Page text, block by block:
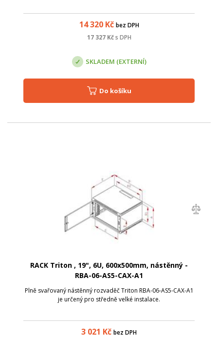
14 320Kč bez DPH
17 327Kč s DPH
SKLADEM (EXTERNÍ)
Do košíku
RACK Triton , 19", 6U, 600x500mm, nástěnný -
RBA-06-AS5-CAX-A1
Plně svařovaný nástěnný rozvaděč Triton RBA-06-AS5-CAX-A1
je určený pro středně velké instalace.
3 021 Kč bez DPH